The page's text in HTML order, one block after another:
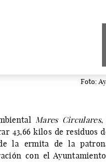
Foto:
Mares Circulares,
43,66 kilos de residuos
la ermita de la
con el